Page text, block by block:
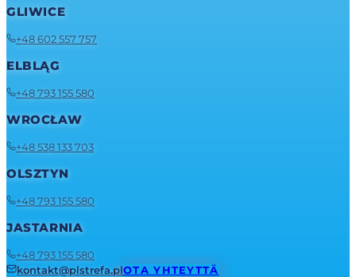
GLIWICE
+48 602 557 757
ELBLĄG
+48 793 155 580
WROCŁAW
+48 538 133 703
OLSZTYN
+48 793 155 580
JASTARNIA
+48 793 155 580
kontakt@plstrefa.plOTA YHTEYTTÄ